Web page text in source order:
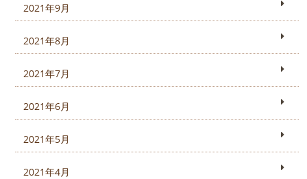
2021年9月
2021年8月
2021年7月
2021年6月
2021年5月
2021年4月